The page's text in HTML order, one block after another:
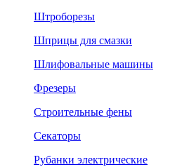
Штроборезы
Шприцы для смазки
Шлифовальные машины
Фрезеры
Строительные фены
Секаторы
Рубанки электрические